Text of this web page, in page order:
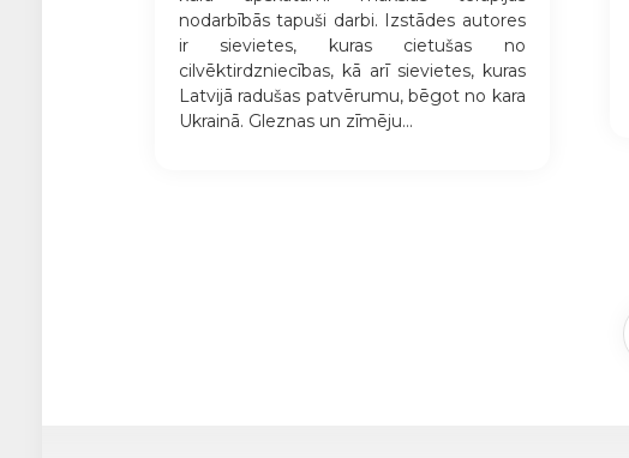
nodarbībās tapuši darbi. Izstādes autores
ir sievietes, kuras cietušas no
cilvēktirdzniecības, kā arī sievietes, kuras
Latvijā radušas patvērumu, bēgot no kara
Ukrainā. Gleznas un zīmēju...